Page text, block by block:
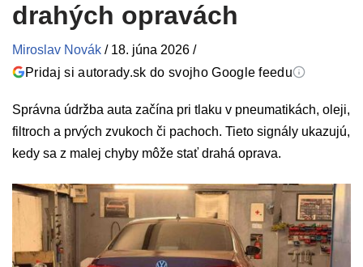
drahých opravách
Miroslav Novák / 18. júna 2026 /
Pridaj si autorady.sk do svojho Google feedu
Správna údržba auta začína pri tlaku v pneumatikách, oleji,
filtroch a prvých zvukoch či pachoch. Tieto signály ukazujú,
kedy sa z malej chyby môže stať drahá oprava.